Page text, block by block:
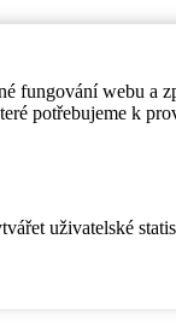
fungování webu
potřebujeme k
uživatelské